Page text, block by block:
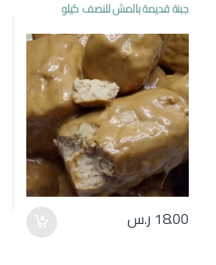
جبنة قديمة بالمش للنصف كيلو
18.00 ر.س